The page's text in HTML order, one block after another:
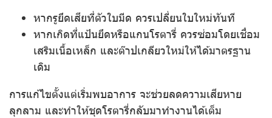
หากรูยึดเสียที่ตัวใบมีด ควรเปลี่ยนใบใหม่ทันที
หากเกิดที่แป้นยึดหรือแกนโรตารี่ ควรซ่อมโดยเชื่อม
เสริมเนื้อเหล็ก และต๊าปเกลียวใหม่ให้ได้มาตรฐาน
เดิม
การแก้ไขตั้งแต่เริ่มพบอาการ จะช่วยลดความเสียหาย
ลุกลาม และทำให้ชุดโรตารี่กลับมาทำงานได้เต็ม